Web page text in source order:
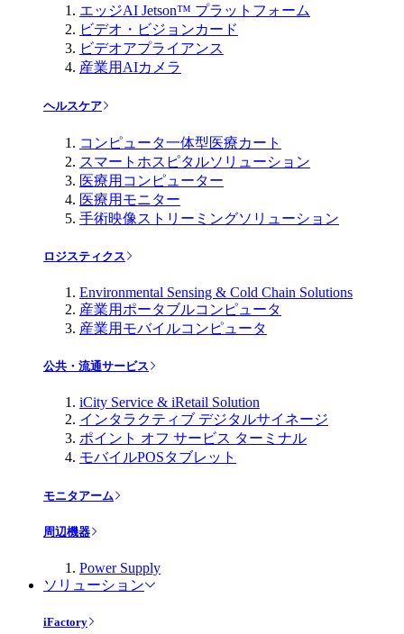
エッジAI Jetson™ プラットフォーム
ビデオ・ビジョンカード
ビデオアプライアンス
産業用AIカメラ
ヘルスケア
コンピュータ一体型医療カート
スマートホスピタルソリューション
医療用コンピューター
医療用モニター
手術映像ストリーミングソリューション
ロジスティクス
Environmental Sensing & Cold Chain Solutions
産業用ポータブルコンピュータ
産業用モバイルコンピュータ
公共・流通サービス
iCity Service & iRetail Solution
インタラクティブ デジタルサイネージ
ポイント オフ サービス ターミナル
モバイルPOSタブレット
モニタアーム
周辺機器
Power Supply
ソリューション
iFactory